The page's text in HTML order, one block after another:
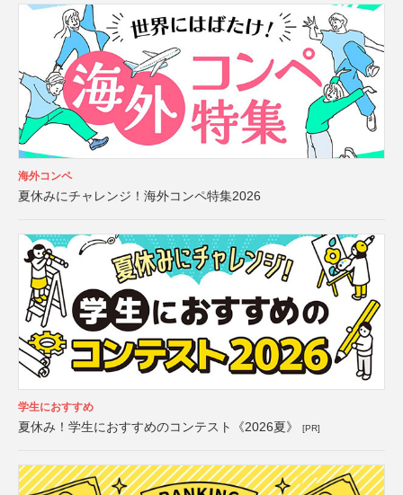
海外コンペ
夏休みにチャレンジ！海外コンペ特集2026
学生におすすめ
夏休み！学生におすすめのコンテスト《2026夏》 [PR]